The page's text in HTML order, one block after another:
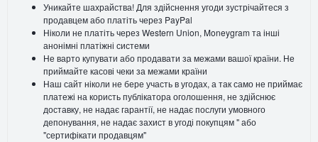
Уникайте шахрайства! Для здійснення угоди зустрічайтеся з
продавцем або платіть через PayPal
Ніколи не платіть через Western Union, Moneygram та інші
анонімні платіжні системи
Не варто купувати або продавати за межами вашої країни. Не
приймайте касові чеки за межами країни
Наш сайт ніколи не бере участь в угодах, а так само не приймає
платежі на користь публікатора оголошення, не здійснює
доставку, не надає гарантії, не надає послуги умовного
депонування, не надає захист в угоді покупцям " або
"сертифікати продавцям"